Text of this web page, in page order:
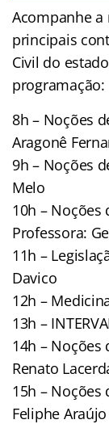
Acompanhe a
principais
Civil do
programação:
8h – Noções
Aragonê
9h – Noções
Melo
10h – Noções
Professora:
11h –
Davico
12h –
13h –
14h – Noções
Renato
15h – Noções
Feliphe Araújo